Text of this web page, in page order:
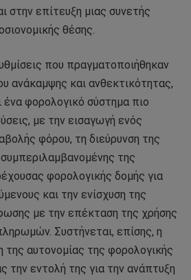
στην επίτευξη μιας συνετής
θέσης.
που πραγματοποιήθηκαν
ανάκαμψης και ανθεκτικότητας,
ένα φορολογικό σύστημα πιο
με την εισαγωγή ενός
φόρου, τη διεύρυνση της
της
φορολογικής δομής για
και την ενίσχυση της
με την επέκταση της χρήσης
Συστήνεται, επίσης, η
της αυτονομίας της φορολογικής
την εντολή της για την ανάπτυξη